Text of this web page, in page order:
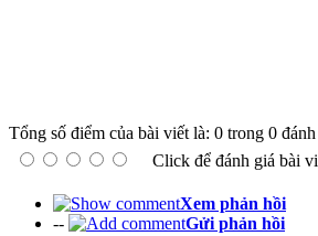
Tổng số điểm của bài viết là: 0 trong 0
Click để đánh giá bài
Xem phản hồi
--
Gửi phản hồi